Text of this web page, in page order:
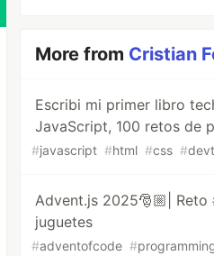
More from Cristian
Escribi mi primer libro
JavaScript, 100 retos de
#javascript #html #css #
Advent.js 2025🎅🏼| Reto
juguetes
#adventofcode #